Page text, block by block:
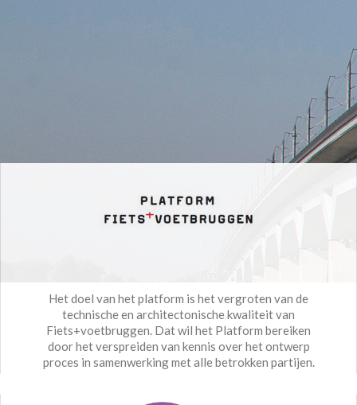
Het doel van het platform is het vergroten van de
technische en architectonische kwaliteit van
Fiets+voetbruggen. Dat wil het Platform bereiken
door het verspreiden van kennis over het ontwerp
proces in samenwerking met alle betrokken partijen.